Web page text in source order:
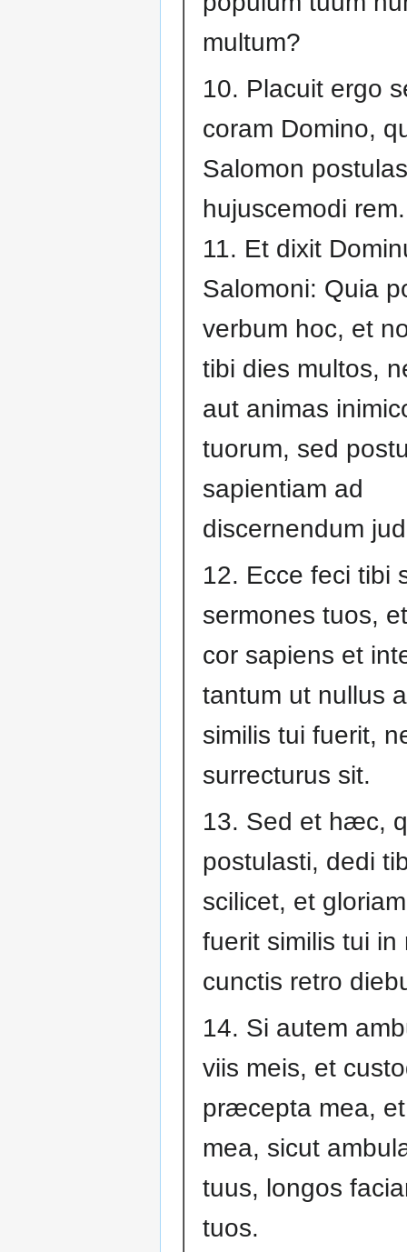
multum?
10. Placuit ergo
coram Domino,
Salomon
hujuscemodi rem.
11. Et dixit
Salomoni: Quia
verbum hoc, et
tibi dies multos,
aut animas
tuorum, sed
sapientiam ad
discernendum
12. Ecce feci tibi
sermones tuos,
cor sapiens et
tantum ut nullus
similis tui fuerit,
surrecturus sit.
13. Sed et hæc,
postulasti, dedi
scilicet, et
fuerit similis tui in
cunctis retro
14. Si autem
viis meis, et
præcepta mea,
mea, sicut
tuus, longos
tuos.